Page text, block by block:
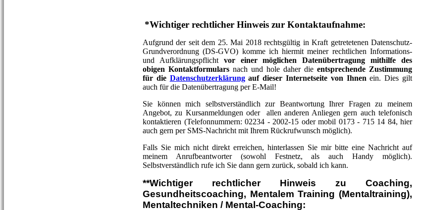
*Wichtiger rechtlicher Hinweis zur Kontaktaufnahme:
Aufgrund der seit dem 25. Mai 2018 rechtsgültig in Kraft getretetenen Datenschutz-
Grundverordnung (DS-GVO) komme ich hiermit meiner rechtlichen Informations-
und Aufklärungspflicht vor einer möglichen Datenübertragung mithilfe des
obigen Kontaktformulars nach und hole daher die entsprechende Zustimmung
für die Datenschutzerklärungauf dieser Internetseite von Ihnenein. Dies gilt
auch für die Datenübertragung per E-Mail!
Sie können mich selbstverständlich zur Beantwortung Ihrer Fragen zu meinem
Angebot, zu Kursanmeldungen oder allen anderen Anliegen gern auch telefonisch
kontaktieren (Telefonnummern: 02234 - 2002-15 oder mobil 0173 - 715 14 84, hier
auch gern per SMS-Nachricht mit Ihrem Rückrufwunsch möglich).
Falls Sie mich nicht direkt erreichen, hinterlassen Sie mir bitte eine Nachricht auf
meinem Anrufbeantworter (sowohl Festnetz, als auch Handy möglich).
Selbstverständlich rufe ich Sie dann gern zurück, sobald ich kann.
**Wichtiger rechtlicher Hinweis zu Coaching,
Gesundheitscoaching, Mentalem Training (Mentaltraining),
Mentaltechniken / Mental-Coaching: